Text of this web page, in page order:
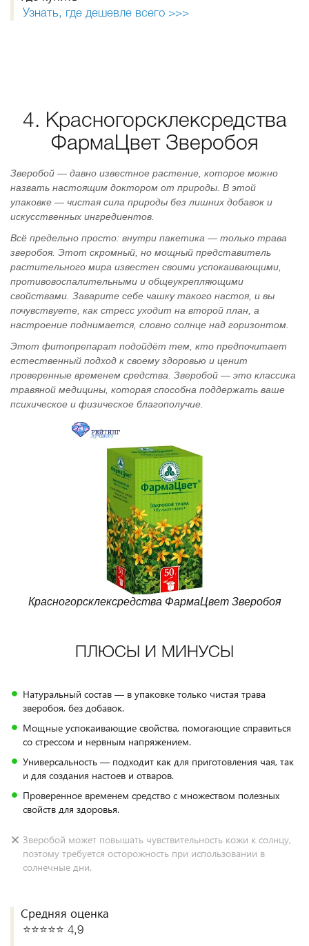
Узнать, где дешевле всего >>>
4. Красногорсклексредства
ФармаЦвет Зверобоя
Зверобой — давно известное растение, которое можно
назвать настоящим доктором от природы. В этой
упаковке — чистая сила природы без лишних добавок и
искусственных ингредиентов.
Всё предельно просто: внутри пакетика — только трава
зверобоя. Этот скромный, но мощный представитель
растительного мира известен своими успокаивающими,
противовоспалительными и общеукрепляющими
свойствами. Заварите себе чашку такого настоя, и вы
почувствуете, как стресс уходит на второй план, а
настроение поднимается, словно солнце над горизонтом.
Этот фитопрепарат подойдёт тем, кто предпочитает
естественный подход к своему здоровью и ценит
проверенные временем средства. Зверобой — это классика
травяной медицины, которая способна поддержать ваше
психическое и физическое благополучие.
Красногорсклексредства ФармаЦвет Зверобоя
ПЛЮСЫ И МИНУСЫ
Натуральный состав — в упаковке только чистая трава
зверобоя, без добавок.
Мощные успокаивающие свойства, помогающие справиться
со стрессом и нервным напряжением.
Универсальность — подходит как для приготовления чая, так
и для создания настоев и отваров.
Проверенное временем средство с множеством полезных
свойств для здоровья.
Зверобой может повышать чувствительность кожи к солнцу,
поэтому требуется осторожность при использовании в
солнечные дни.
Средняя оценка
⭐️⭐️⭐️⭐️⭐️ 4,9